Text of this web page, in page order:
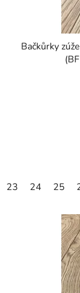
Bačkůrky
23 24 25